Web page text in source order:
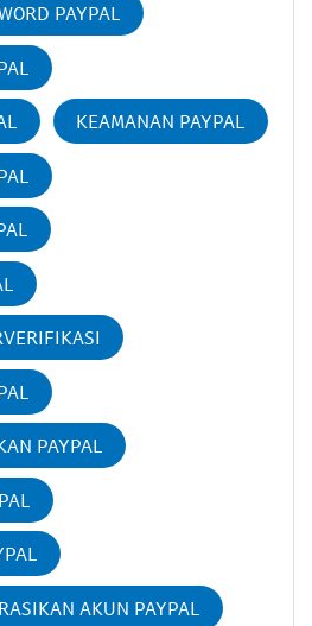
PAYPAL
KEAMANAN PAYPAL
PAYPAL
AKUN PAYPAL